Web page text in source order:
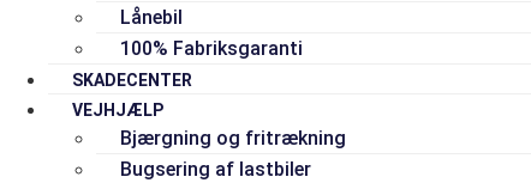
Lånebil
100% Fabriksgaranti
SKADECENTER
VEJHJÆLP
Bjærgning og fritrækning
Bugsering af lastbiler